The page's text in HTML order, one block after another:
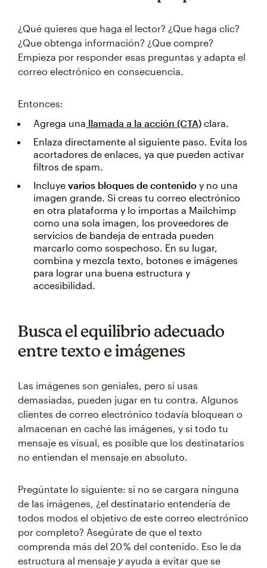
¿Qué quieres que haga el lector? ¿Que haga clic?
¿Que obtenga información? ¿Que compre?
Empieza por responder esas preguntas y adapta el
correo electrónico en consecuencia.
Entonces:
Agrega una llamada a la acción (CTA) clara.
Enlaza directamente al siguiente paso. Evita los
acortadores de enlaces, ya que pueden activar
filtros de spam.
Incluye varios bloques de contenido y no una
imagen grande. Si creas tu correo electrónico
en otra plataforma y lo importas a Mailchimp
como una sola imagen, los proveedores de
servicios de bandeja de entrada pueden
marcarlo como sospechoso. En su lugar,
combina y mezcla texto, botones e imágenes
para lograr una buena estructura y
accesibilidad.
Busca el equilibrio adecuado
entre texto e imágenes
Las imágenes son geniales, pero si usas
demasiadas, pueden jugar en tu contra. Algunos
clientes de correo electrónico todavía bloquean o
almacenan en caché las imágenes, y si todo tu
mensaje es visual, es posible que los destinatarios
no entiendan el mensaje en absoluto.
Pregúntate lo siguiente: si no se cargara ninguna
de las imágenes, ¿el destinatario entendería de
todos modos el objetivo de este correo electrónico
por completo? Asegúrate de que el texto
comprenda más del 20 % del contenido. Eso le da
estructura al mensaje yayuda a evitar que se